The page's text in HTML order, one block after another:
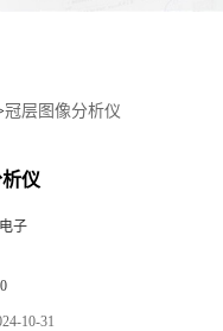
冠层图像分析仪
仪
子
10-31